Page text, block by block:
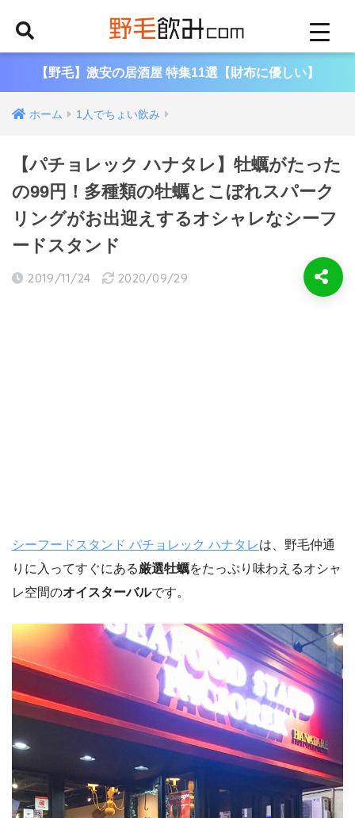
【野毛】激安の居酒屋 特集11選【財布に優しい】
ホーム 1人でちょい飲み
【パチョレック ハナタレ】牡蠣がたった
の99円！多種類の牡蠣とこぼれスパーク
リングがお出迎えするオシャレなシーフ
ードスタンド
2019/11/24 2020/09/29
シーフードスタンド パチョレック ハナタレは、野毛仲通
りに入ってすぐにある厳選牡蠣をたっぷり味わえるオシャ
レ空間のオイスターバルです。